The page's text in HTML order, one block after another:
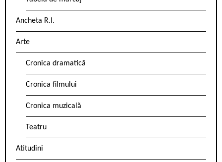
Ancheta R.l.
Arte
Cronica dramatică
Cronica filmului
Cronica muzicală
Teatru
Atitudini